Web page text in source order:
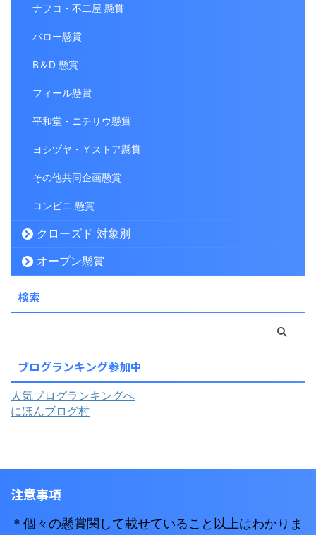
ナフコ・不二屋 懸賞
バロー懸賞
B＆D 懸賞
フィール懸賞
平和堂・ニチリウ懸賞
ヨシヅヤ・Ｙストア懸賞
その他共同企画懸賞
コンビニ 懸賞
クローズド 対象別
オープン懸賞
検索
ブログランキング参加中
人気ブログランキングへ
にほんブログ村
注意事項
＊個々の懸賞関して載せていること以上はわかりま